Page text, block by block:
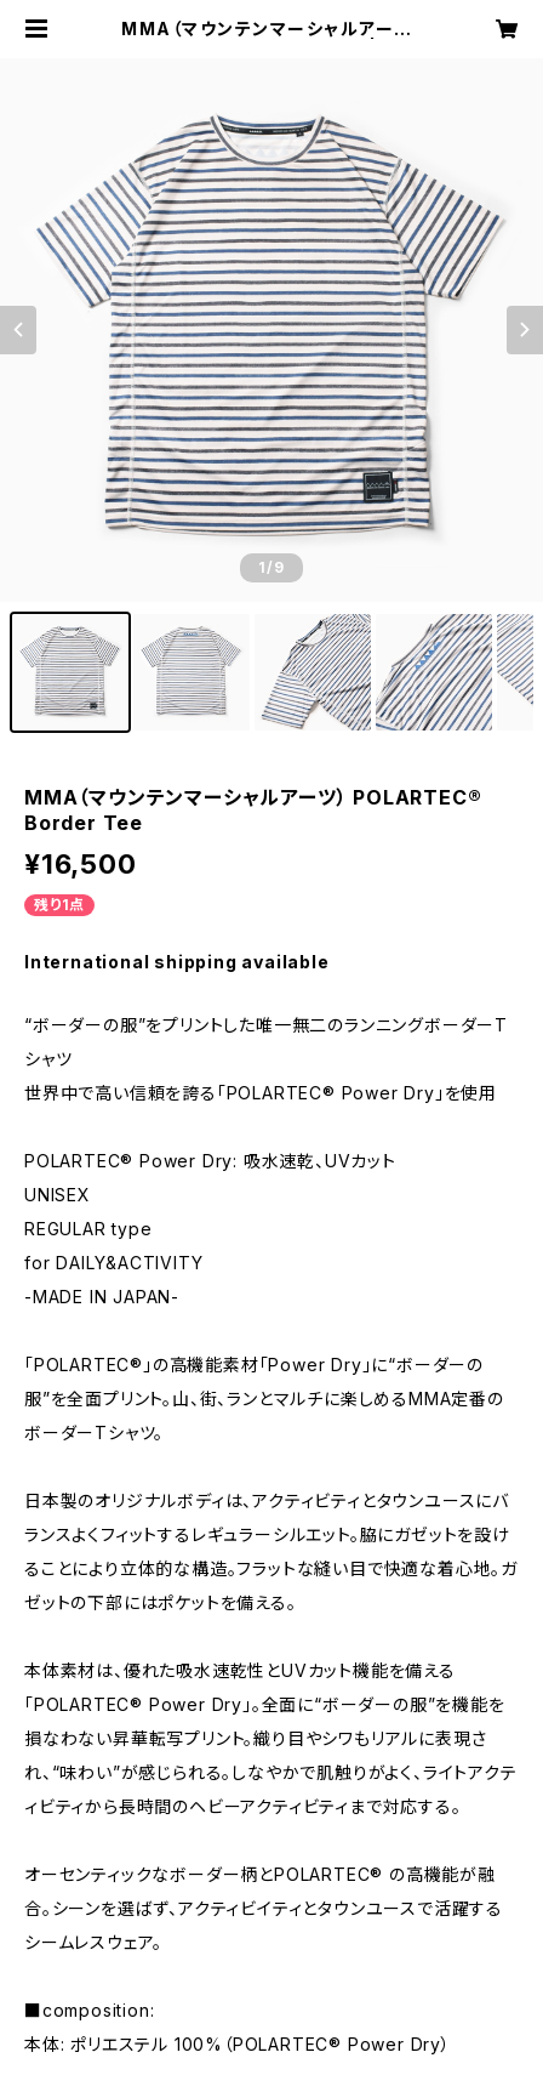
MMA（マウンテンマーシャルアーツ）
1/9
MMA（マウンテンマーシャルアーツ） POLARTEC®︎
Border Tee
¥16,500
残り1点
International shipping available
“ボーダーの服”をプリントした唯一無二のランニングボーダーT
シャツ
世界中で高い信頼を誇る「POLARTEC® Power Dry」を使用
POLARTEC®︎ Power Dry: 吸水速乾、UVカット
UNISEX
REGULAR type
for DAILY&ACTIVITY
-MADE IN JAPAN-
「POLARTEC®」の高機能素材「Power Dry」に“ボーダーの
服”を全面プリント。山、街、ランとマルチに楽しめるMMA定番の
ボーダーTシャツ。
日本製のオリジナルボディは、アクティビティとタウンユースにバ
ランスよくフィットするレギュラーシルエット。脇にガゼットを設け
ることにより立体的な構造。フラットな縫い目で快適な着心地。ガ
ゼットの下部にはポケットを備える。
本体素材は、優れた吸水速乾性とUVカット機能を備える
「POLARTEC® Power Dry」。全面に“ボーダーの服”を機能を
損なわない昇華転写プリント。織り目やシワもリアルに表現さ
れ、“味わい”が感じられる。しなやかで肌触りがよく、ライトアクテ
ィビティから長時間のヘビーアクティビティまで対応する。
オーセンティックなボーダー柄とPOLARTEC® の高機能が融
合。シーンを選ばず、アクティビイティとタウンユースで活躍する
シームレスウェア。
■composition:
本体: ポリエステル 100%（POLARTEC®︎ Power Dry）